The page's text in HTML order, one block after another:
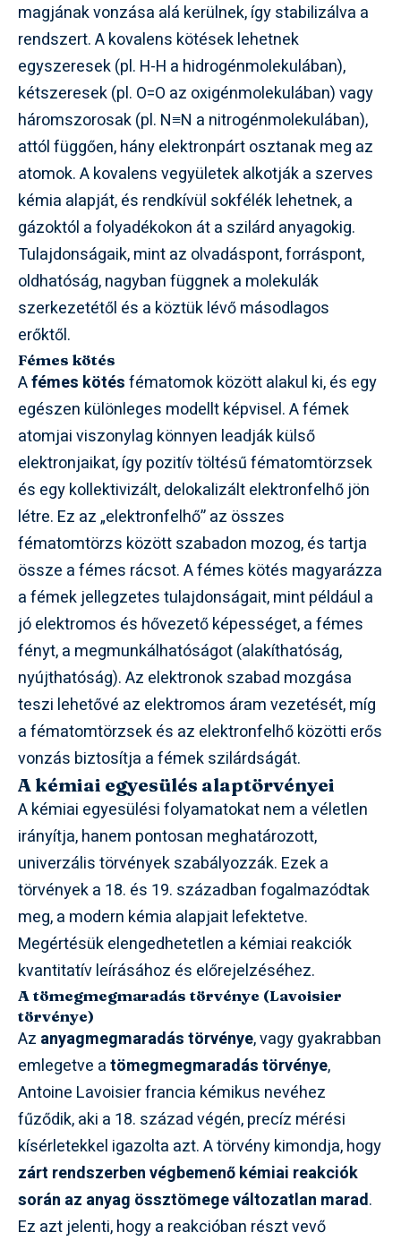
magjának vonzása alá kerülnek, így stabilizálva a
rendszert. A kovalens kötések lehetnek
egyszeresek (pl. H-H a hidrogénmolekulában),
kétszeresek (pl. O=O az oxigénmolekulában) vagy
háromszorosak (pl. N≡N a nitrogénmolekulában),
attól függően, hány elektronpárt osztanak meg az
atomok. A kovalens vegyületek alkotják a szerves
kémia alapját, és rendkívül sokfélék lehetnek, a
gázoktól a folyadékokon át a szilárd anyagokig.
Tulajdonságaik, mint az olvadáspont, forráspont,
oldhatóság, nagyban függnek a molekulák
szerkezetétől és a köztük lévő másodlagos
erőktől.
Fémes kötés
Afémes kötésfématomok között alakul ki, és egy
egészen különleges modellt képvisel. A fémek
atomjai viszonylag könnyen leadják külső
elektronjaikat, így pozitív töltésű fématomtörzsek
és egy kollektivizált, delokalizált elektronfelhő jön
létre. Ez az „elektronfelhő” az összes
fématomtörzs között szabadon mozog, és tartja
össze a fémes rácsot. A fémes kötés magyarázza
a fémek jellegzetes tulajdonságait, mint például a
jó elektromos és hővezető képességet, a fémes
fényt, a megmunkálhatóságot (alakíthatóság,
nyújthatóság). Az elektronok szabad mozgása
teszi lehetővé az elektromos áram vezetését, míg
a fématomtörzsek és az elektronfelhő közötti erős
vonzás biztosítja a fémek szilárdságát.
A kémiai egyesülés alaptörvényei
A kémiai egyesülési folyamatokat nem a véletlen
irányítja, hanem pontosan meghatározott,
univerzális törvények szabályozzák. Ezek a
törvények a 18. és 19. században fogalmazódtak
meg, a modern kémia alapjait lefektetve.
Megértésük elengedhetetlen a kémiai reakciók
kvantitatív leírásához és előrejelzéséhez.
A tömegmegmaradás törvénye (Lavoisier
törvénye)
Az anyagmegmaradás törvénye, vagy gyakrabban
emlegetve atömegmegmaradás törvénye,
Antoine Lavoisier francia kémikus nevéhez
fűződik, aki a 18. század végén, precíz mérési
kísérletekkel igazolta azt. A törvény kimondja, hogy
zárt rendszerben végbemenő kémiai reakciók
során az anyag össztömege változatlan marad.
Ez azt jelenti, hogy a reakcióban részt vevő